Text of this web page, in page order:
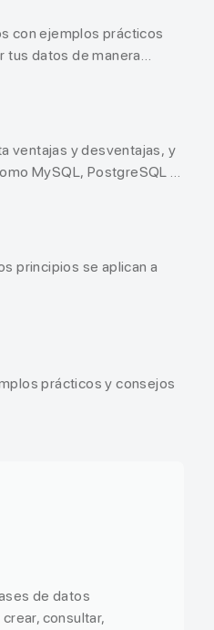
con ejemplos prácticos
tus datos de manera
ventajas y desventajas, y
MySQL, PostgreSQL y
principios se aplican a
prácticos y consejos
de datos
consultar,